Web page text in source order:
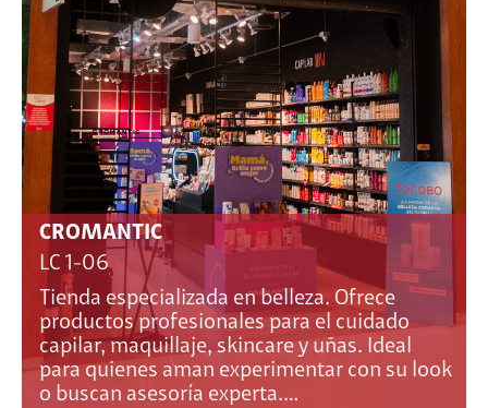
CROMANTIC
LC 1-06
Tienda especializada en belleza. Ofrece
productos profesionales para el cuidado
capilar, maquillaje, skincare y uñas. Ideal
para quienes aman experimentar con su look
o buscan asesoría experta.…